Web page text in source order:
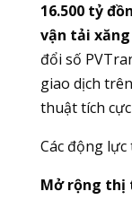
16.500 tỷ
vận tải
đổi số
giao dịch
thuật tích
Các động
Mở rộng thị